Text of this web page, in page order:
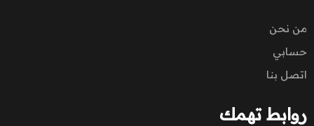
من نحن
حسابي
اتصل بنا
روابط تهمك